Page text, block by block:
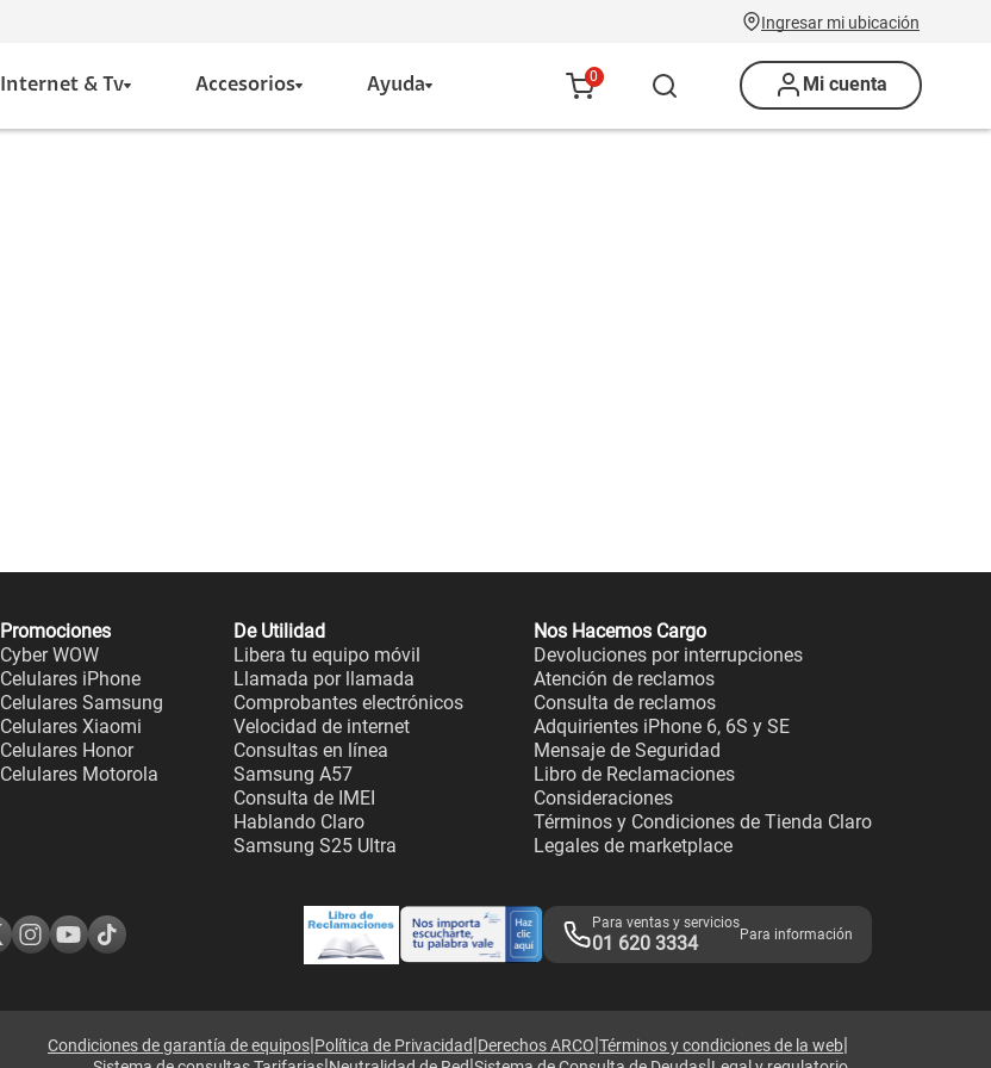
Ingresar mi ubicación
Internet & Tv Accesorios Ayuda 0 Mi cuenta
Promociones
Cyber WOW
Celulares iPhone
Celulares Samsung
Celulares Xiaomi
Celulares Honor
Celulares Motorola
De Utilidad
Libera tu equipo móvil
Llamada por llamada
Comprobantes electrónicos
Velocidad de internet
Consultas en línea
Samsung A57
Consulta de IMEI
Hablando Claro
Samsung S25 Ultra
Nos Hacemos Cargo
Devoluciones por interrupciones
Atención de reclamos
Consulta de reclamos
Adquirientes iPhone 6, 6S y SE
Mensaje de Seguridad
Libro de Reclamaciones
Consideraciones
Términos y Condiciones de Tienda Claro
Legales de marketplace
Para ventas y servicios
01 620 3334 Para información
Condiciones de garantía de equipos|Política de Privacidad|Derechos ARCO|Términos y condiciones de la web|